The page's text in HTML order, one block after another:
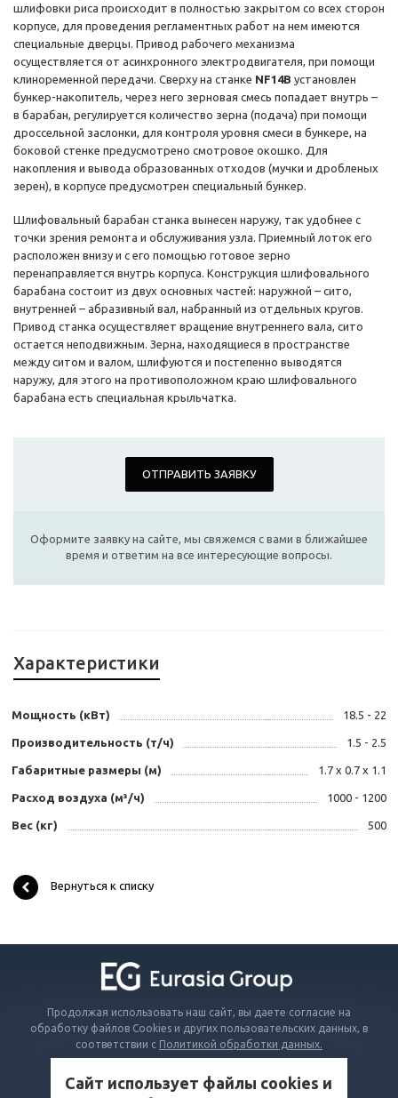
шлифовки риса происходит в полностью закрытом со всех сторон
корпусе, для проведения регламентных работ на нем имеются
специальные дверцы. Привод рабочего механизма
осуществляется от асинхронного электродвигателя, при помощи
клиноременной передачи. Сверху на станке NF14B установлен
бункер-накопитель, через него зерновая смесь попадает внутрь –
в барабан, регулируется количество зерна (подача) при помощи
дроссельной заслонки, для контроля уровня смеси в бункере, на
боковой стенке предусмотрено смотровое окошко. Для
накопления и вывода образованных отходов (мучки и дробленых
зерен), в корпусе предусмотрен специальный бункер.
Шлифовальный барабан станка вынесен наружу, так удобнее с
точки зрения ремонта и обслуживания узла. Приемный лоток его
расположен внизу и с его помощью готовое зерно
перенаправляется внутрь корпуса. Конструкция шлифовального
барабана состоит из двух основных частей: наружной – сито,
внутренней – абразивный вал, набранный из отдельных кругов.
Привод станка осуществляет вращение внутреннего вала, сито
остается неподвижным. Зерна, находящиеся в пространстве
между ситом и валом, шлифуются и постепенно выводятся
наружу, для этого на противоположном краю шлифовального
барабана есть специальная крыльчатка.
ОТПРАВИТЬ ЗАЯВКУ
Оформите заявку на сайте, мы свяжемся с вами в ближайшее
время и ответим на все интересующие вопросы.
Характеристики
Мощность (кВт) 18.5 - 22
Производительность (т/ч) 1.5 - 2.5
Габаритные размеры (м) 1.7 x 0.7 x 1.1
Расход воздуха (м³/ч) 1000 - 1200
Вес (кг) 500
Вернуться к списку
Продолжая использовать наш сайт, вы даете согласие на
обработку файлов Cookies и других пользовательских данных, в
соответствии с Политикой обработки данных.
Сайт использует файлы cookies и